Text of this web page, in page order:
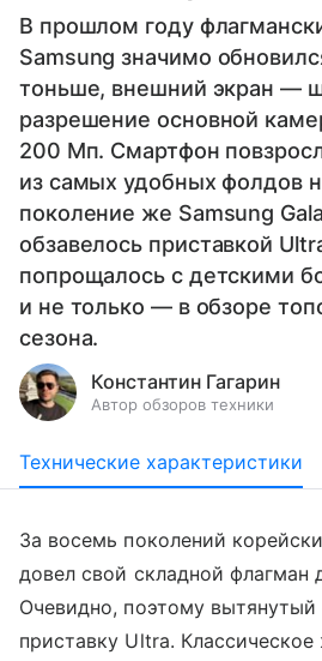
В прошлом году
Samsung значимо
тоньше, внешний экран —
разрешение основной
200 Мп. Смартфон
из самых удобных фолдов
поколение же Samsung
обзавелось приставкой
попрощалось с детскими
и не только — в обзоре
сезона.
Константин Гагарин
Автор обзоров техники
Технические характеристики
За восемь поколений
довел свой складной флагман
Очевидно, поэтому
приставку Ultra.